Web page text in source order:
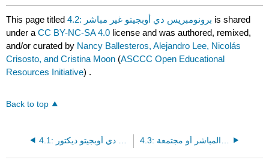
This page titled 4.2: برونومبريس دي أوبجيتو غير مباشر is shared
under aCC BY-NC-SA 4.0 license and was authored, remixed,
and/or curated by Nancy Ballesteros, Alejandro Lee, Nicolás
Crisosto, and Cristina Moon (ASCCC Open Educational
Resources Initiative) .
Back to top